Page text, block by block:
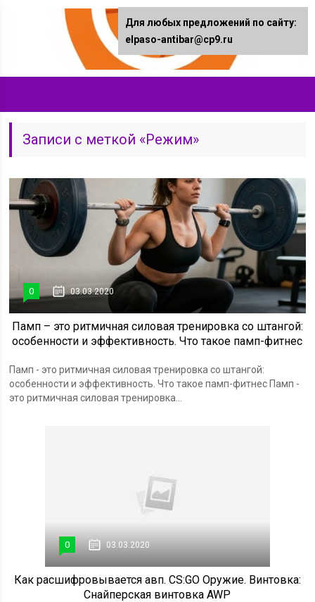
Записи с меткой «Режим»
0 03.03.2020
Памп – это ритмичная силовая тренировка со штангой:
особенности и эффективность. Что такое памп-фитнес
Памп - это ритмичная силовая тренировка со штангой:
особенности и эффективность. Что такое памп-фитнес Памп -
это ритмичная силовая тренировка...
0 03.03.2020
Как расшифровывается авп. CS:GO Оружие. Винтовка:
Снайперская винтовка AWP
Для любых предложений по сайту:
elpaso-antibar@cp9.ru